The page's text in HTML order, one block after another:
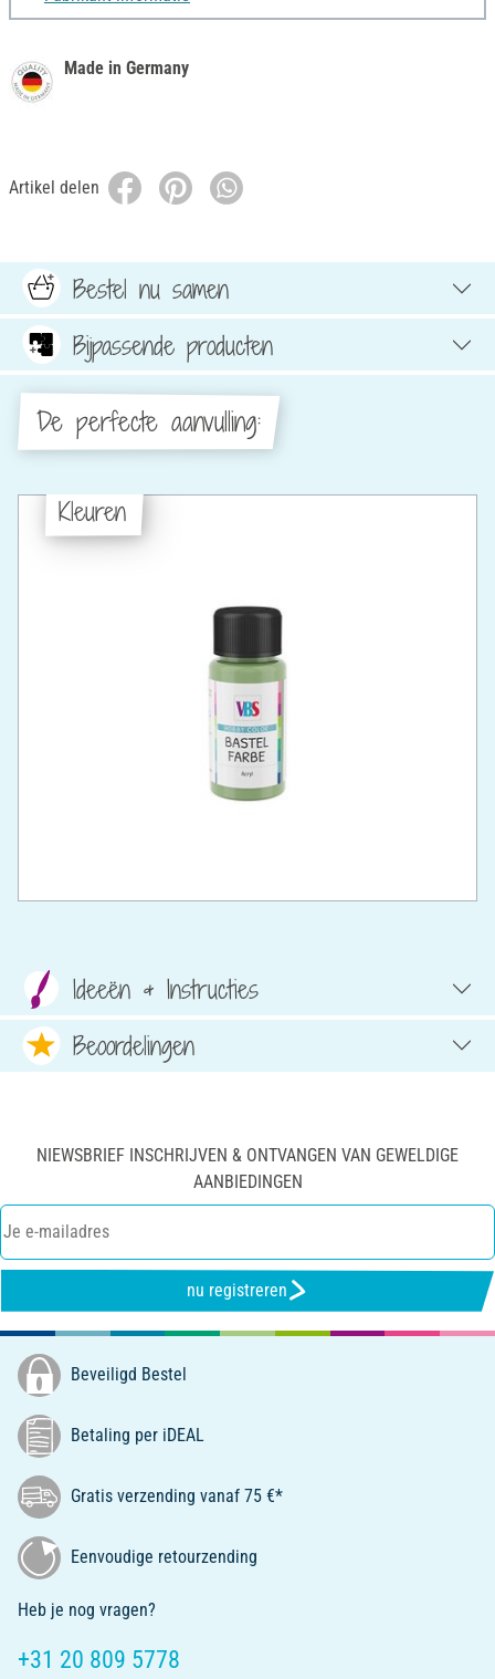
Made in Germany
Artikel delen
Bestel nu samen
Bijpassende producten
De perfecte aanvulling:
Kleuren
Ideeën & Instructies
Beoordelingen
NIEWSBRIEF INSCHRIJVEN & ONTVANGEN VAN GEWELDIGE
AANBIEDINGEN
nu registreren
Beveiligd Bestel
Betaling per iDEAL
Gratis verzending vanaf 75 €*
Eenvoudige retourzending
Heb je nog vragen?
+31 20 809 5778